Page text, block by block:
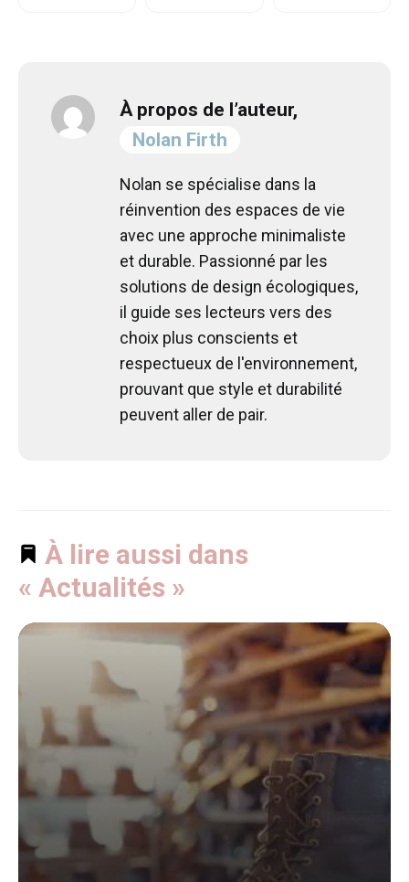
À propos de l’auteur,
Nolan Firth
Nolan se spécialise dans la
réinvention des espaces de vie
avec une approche minimaliste
et durable. Passionné par les
solutions de design écologiques,
il guide ses lecteurs vers des
choix plus conscients et
respectueux de l'environnement,
prouvant que style et durabilité
peuvent aller de pair.
À lire aussi dans
« Actualités »